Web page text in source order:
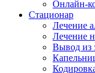
Онлайн-
Стационар
Лечение
Лечение
Вывод из